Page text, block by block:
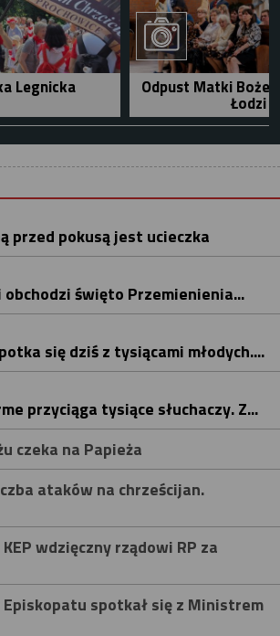
Legnicka Odpust Matki Bożej
Łodzi
przed pokusą jest ucieczka
obchodzi święto Przemienienia...
się dziś z tysiącami młodych....
przyciąga tysiące słuchaczy. Z...
czeka na Papieża
ataków na chrześcijan.
wdzięczny rządowi RP za
spotkał się z Ministrem